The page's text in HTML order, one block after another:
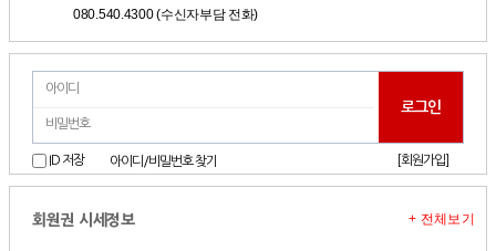
080.540.4300 (수신자부담 전화)
ID 저장 아이디/비밀번호 찾기 [회원가입]
회원권 시세정보 + 전체보기